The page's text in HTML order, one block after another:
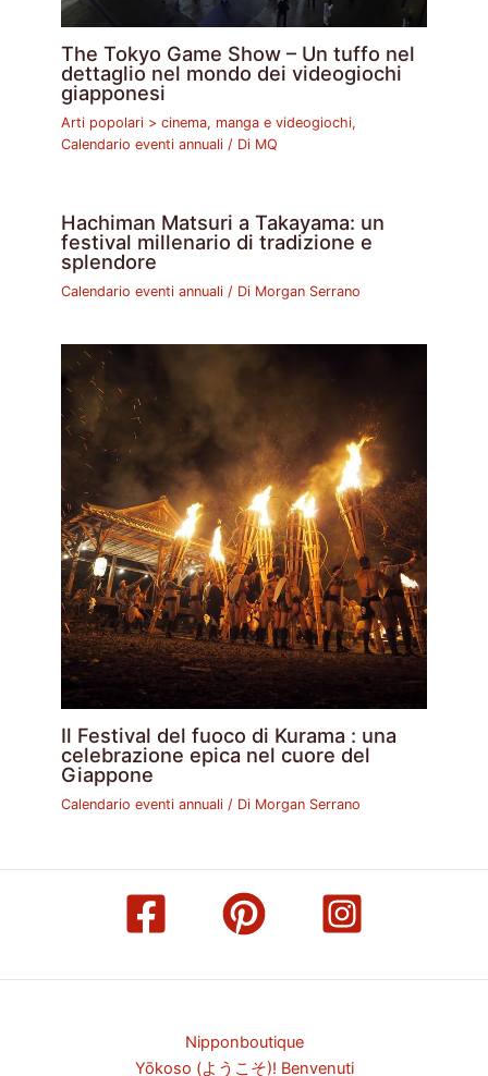
The Tokyo Game Show – Un tuffo nel
dettaglio nel mondo dei videogiochi
giapponesi
Arti popolari > cinema, manga e videogiochi,
Calendario eventi annuali / Di MQ
Hachiman Matsuri a Takayama: un
festival millenario di tradizione e
splendore
Calendario eventi annuali / Di Morgan Serrano
Il Festival del fuoco di Kurama : una
celebrazione epica nel cuore del
Giappone
Calendario eventi annuali / Di Morgan Serrano
Nipponboutique
Yōkoso (ようこそ)! Benvenuti